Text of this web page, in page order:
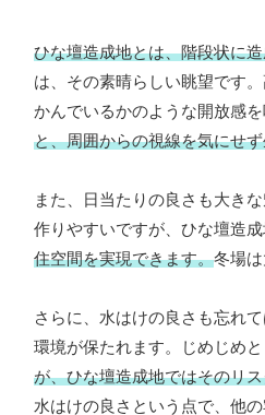
ひな壇造成地とは、階段状に
は、その素晴らしい眺望です
かんでいるかのような開放感
と、周囲からの視線を気にせ
また、日当たりの良さも大き
作りやすいですが、ひな壇造
住空間を実現できます。冬場
さらに、水はけの良さも忘れ
環境が保たれます。じめじめ
が、ひな壇造成地ではそのリ
水はけの良さという点で、他